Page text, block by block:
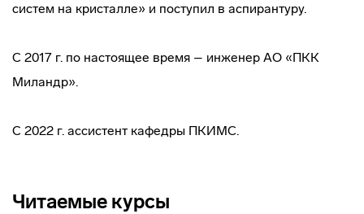
систем на кристалле» и поступил в аспирантуру.
C 2017 г. по настоящее время – инженер АО «ПКК
Миландр».
С 2022 г. ассистент кафедры ПКИМС.
Читаемые курсы